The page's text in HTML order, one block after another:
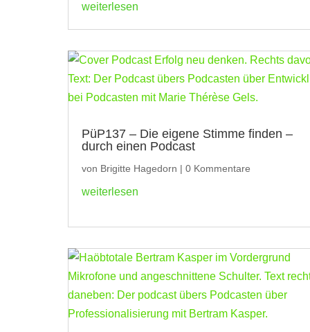
weiterlesen
PüP137 – Die eigene Stimme finden –
durch einen Podcast
von Brigitte Hagedorn | 0 Kommentare
weiterlesen